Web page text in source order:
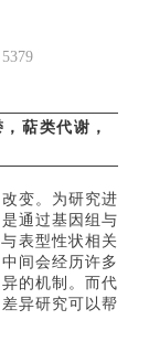
5379
萜类代谢，
变。为研究进
通过基因组与
表型性状相关
间会经历许多
的机制。而代
异研究可以帮